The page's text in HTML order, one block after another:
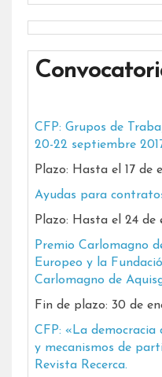
CFP: Grupos de
20-22 septiembre
Plazo: Hasta el 17 de
Ayudas para
Plazo: Hasta el 24 de
Premio Carlomagno
Europeo y la
Carlomagno de
Fin de plazo: 30 de
CFP: «La democracia
y mecanismos de
Revista Recerca.